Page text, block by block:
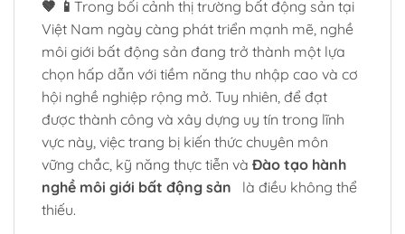
🤎 📱 Trong bối cảnh thị trường bất động sản tại
Việt Nam ngày càng phát triển mạnh mẽ, nghề
môi giới bất động sản đang trở thành một lựa
chọn hấp dẫn với tiềm năng thu nhập cao và cơ
hội nghề nghiệp rộng mở. Tuy nhiên, để đạt
được thành công và xây dựng uy tín trong lĩnh
vực này, việc trang bị kiến thức chuyên môn
vững chắc, kỹ năng thực tiễn và Đào tạo hành
nghề môi giới bất động sản
là điều không thể
thiếu.